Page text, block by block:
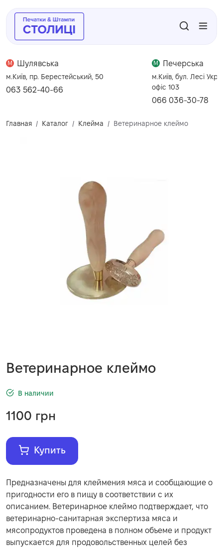
M Шулявська
м.Київ, пр. Берестейський, 50
063 562-40-66
M Печерська
м.Київ, бул. Лесі
офіс 103
066 036-30-78
Главная Каталог Клейма Ветеринарное клеймо
Ветеринарное клеймо
В наличии
1100 грн
Купить
Предназначены для клеймения мяса и сообщающие о
пригодности его в пищу в соответствии с их
описанием. Ветеринарное клеймо подтверждает, что
ветеринарно-санитарная экспертиза мяса и
мясопродуктов проведена в полном объеме и продукт
выпускается для продовольственных целей без